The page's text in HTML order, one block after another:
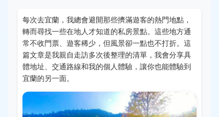
每次去宜蘭，我總會避開那些擠滿遊客的熱門地點，
轉而尋找一些在地人才知道的私房景點。這些地方通
常不收門票、遊客稀少，但風景卻一點也不打折。這
篇文章是我親自走訪多次後整理的清單，我會分享具
體地址、交通路線和我的個人體驗，讓你也能體驗到
宜蘭的另一面。